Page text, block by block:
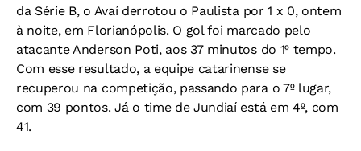
da Série B, o Avaí derrotou o Paulista por 1 x 0, ontem
à noite, em Florianópolis. O gol foi marcado pelo
atacante Anderson Poti, aos 37 minutos do 1º tempo.
Com esse resultado, a equipe catarinense se
recuperou na competição, passando para o 7º lugar,
com 39 pontos. Já o time de Jundiaí está em 4º, com
41.